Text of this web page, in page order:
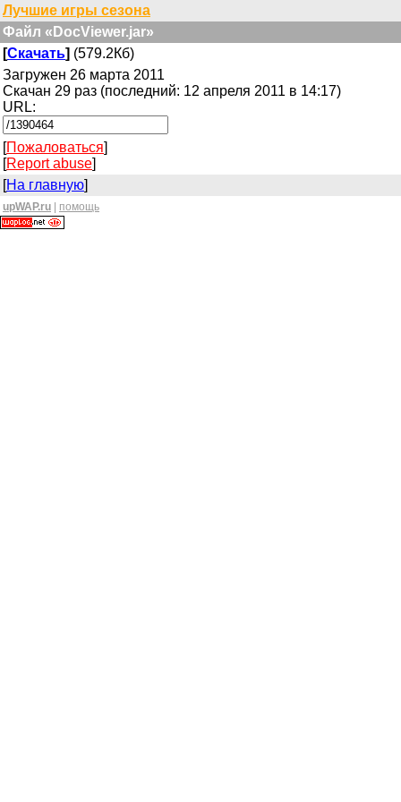
Лучшие игры сезона
Файл «DocViewer.jar»
[Скачать] (579.2Кб)
Загружен 26 марта 2011
Скачан 29 раз (последний: 12 апреля 2011 в 14:17)
URL:
[Пожаловаться]
[Report abuse]
[На главную]
upWAP.ru помощь